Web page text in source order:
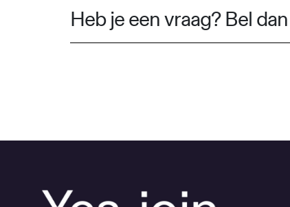
Heb je een vraag? Bel